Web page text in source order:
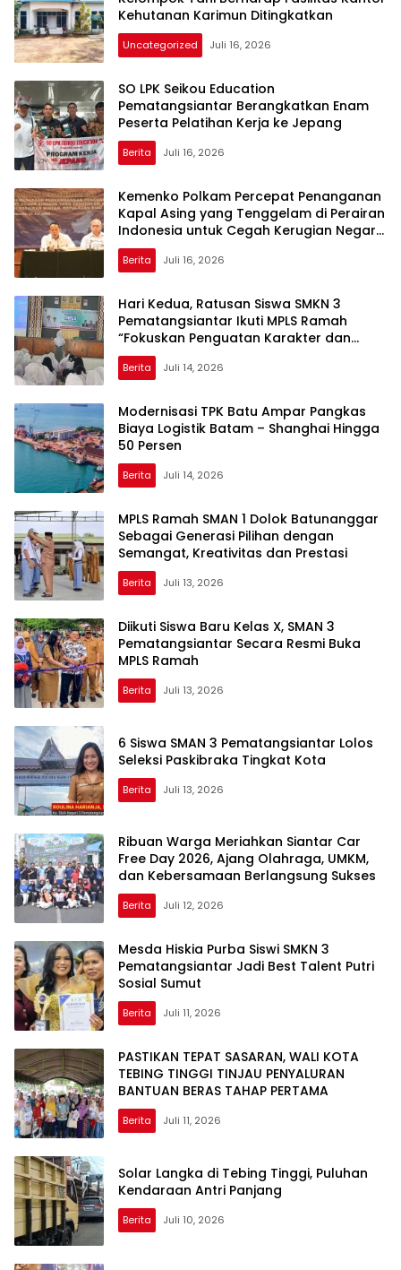
Kehutanan Karimun Ditingkatkan
Uncategorized Juli 16, 2026
SO LPK Seikou Education
Pematangsiantar Berangkatkan Enam
Peserta Pelatihan Kerja ke Jepang
Berita Juli 16, 2026
Kemenko Polkam Percepat Penanganan
Kapal Asing yang Tenggelam di Perairan
Indonesia untuk Cegah Kerugian Negara
dan Perkuat Kedaulatan Maritim
Berita Juli 16, 2026
Hari Kedua, Ratusan Siswa SMKN 3
Pematangsiantar Ikuti MPLS Ramah
“Fokuskan Penguatan Karakter dan
Pencegahan Bullying”
Berita Juli 14, 2026
Modernisasi TPK Batu Ampar Pangkas
Biaya Logistik Batam – Shanghai Hingga
50 Persen
Berita Juli 14, 2026
MPLS Ramah SMAN 1 Dolok Batunanggar
Sebagai Generasi Pilihan dengan
Semangat, Kreativitas dan Prestasi
Berita Juli 13, 2026
Diikuti Siswa Baru Kelas X, SMAN 3
Pematangsiantar Secara Resmi Buka
MPLS Ramah
Berita Juli 13, 2026
6 Siswa SMAN 3 Pematangsiantar Lolos
Seleksi Paskibraka Tingkat Kota
Berita Juli 13, 2026
Ribuan Warga Meriahkan Siantar Car
Free Day 2026, Ajang Olahraga, UMKM,
dan Kebersamaan Berlangsung Sukses
Berita Juli 12, 2026
Mesda Hiskia Purba Siswi SMKN 3
Pematangsiantar Jadi Best Talent Putri
Sosial Sumut
Berita Juli 11, 2026
PASTIKAN TEPAT SASARAN, WALI KOTA
TEBING TINGGI TINJAU PENYALURAN
BANTUAN BERAS TAHAP PERTAMA
Berita Juli 11, 2026
Solar Langka di Tebing Tinggi, Puluhan
Kendaraan Antri Panjang
Berita Juli 10, 2026